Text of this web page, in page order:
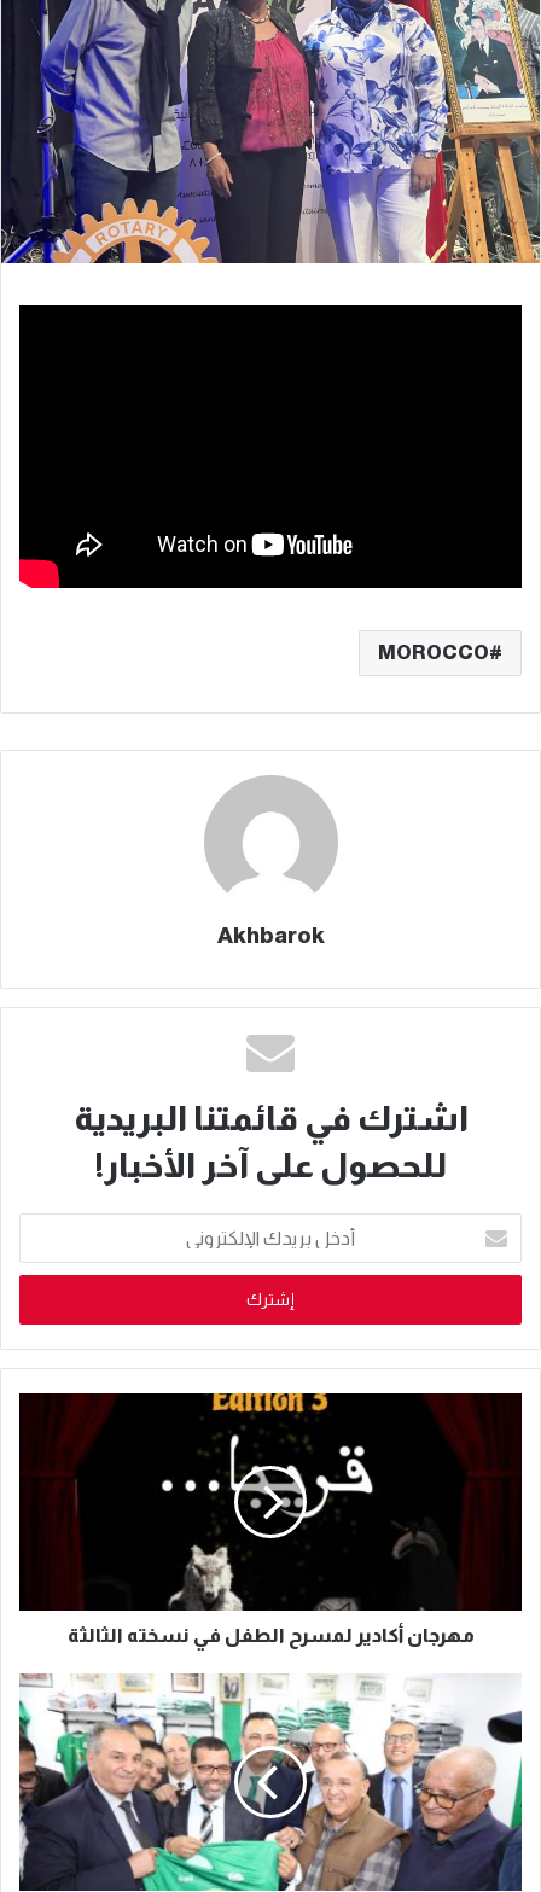
MOROCCO
Akhbarok
اشترك في قائمتنا البريدية
للحصول على آخر الأخبار!
بريدك
الإلكتروني
مهرجان أكادير لمسرح الطفل في نسخته الثالثة